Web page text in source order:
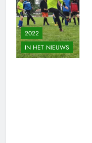
2022
IN HET NIEUWS